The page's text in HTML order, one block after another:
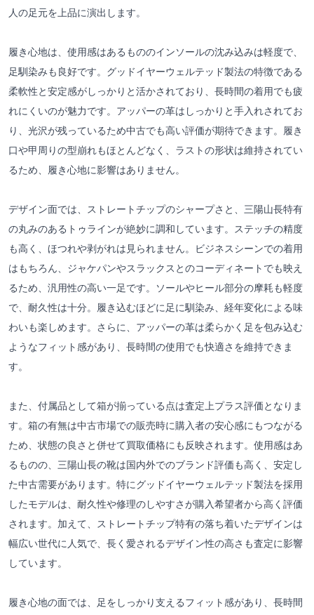
人の足元を上品に演出します。
履き心地は、使用感はあるもののインソールの沈み込みは軽度で、
足馴染みも良好です。グッドイヤーウェルテッド製法の特徴である
柔軟性と安定感がしっかりと活かされており、長時間の着用でも疲
れにくいのが魅力です。アッパーの革はしっかりと手入れされてお
り、光沢が残っているため中古でも高い評価が期待できます。履き
口や甲周りの型崩れもほとんどなく、ラストの形状は維持されてい
るため、履き心地に影響はありません。
デザイン面では、ストレートチップのシャープさと、三陽山長特有
の丸みのあるトゥラインが絶妙に調和しています。ステッチの精度
も高く、ほつれや剥がれは見られません。ビジネスシーンでの着用
はもちろん、ジャケパンやスラックスとのコーディネートでも映え
るため、汎用性の高い一足です。ソールやヒール部分の摩耗も軽度
で、耐久性は十分。履き込むほどに足に馴染み、経年変化による味
わいも楽しめます。さらに、アッパーの革は柔らかく足を包み込む
ようなフィット感があり、長時間の使用でも快適さを維持できま
す。
また、付属品として箱が揃っている点は査定上プラス評価となりま
す。箱の有無は中古市場での販売時に購入者の安心感にもつながる
ため、状態の良さと併せて買取価格にも反映されます。使用感はあ
るものの、三陽山長の靴は国内外でのブランド評価も高く、安定し
た中古需要があります。特にグッドイヤーウェルテッド製法を採用
したモデルは、耐久性や修理のしやすさが購入希望者から高く評価
されます。加えて、ストレートチップ特有の落ち着いたデザインは
幅広い世代に人気で、長く愛されるデザイン性の高さも査定に影響
しています。
履き心地の面では、足をしっかり支えるフィット感があり、長時間